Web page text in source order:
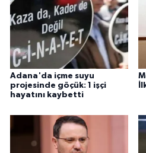
Adana'da içme suyu
projesinde göçük: 1 işçi
hayatını kaybetti